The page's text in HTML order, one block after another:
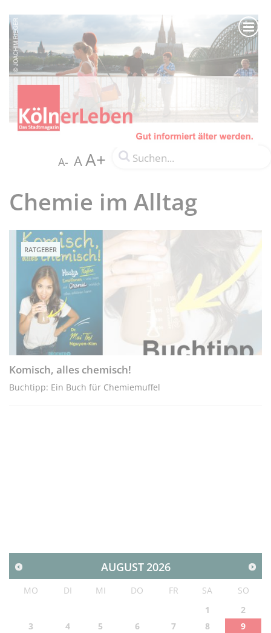
A- AA+
Chemie im Alltag
RATGEBER
Komisch, alles chemisch!
Buchtipp: Ein Buch für Chemiemuffel
AUGUST2026
MO DI MI DO FR SA
SO
1
2
3
4 5 6 7 8
9